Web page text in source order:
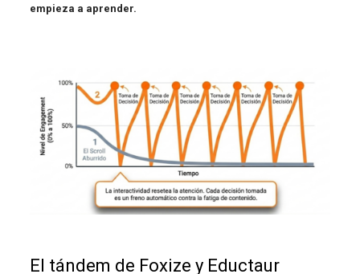
empieza a aprender.
El tándem de Foxize y Eductaur